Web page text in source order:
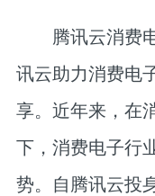
腾讯云消费
讯云助力消费电
享。近年来，在
下，消费电子行
势。自腾讯云投